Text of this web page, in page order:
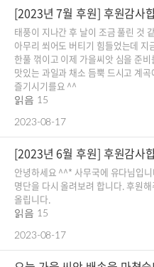
[2023년 7월 후원] 후원감사
태풍이 지나간 후 날이 조금 풀린 것
아무리 쐬어도 버티기 힘들었는데
한풀 꺾이고 이제 가을씨앗 심을 준
맛있는 과일과 채소 듬뿍 드시고 계
즐기시기를요 ^^
읽음 15
2023-08-17
[2023년 6월 후원] 후원감사
안녕하세요 ^^* 사무국에 유다님입
명단을 다시 올려보려 합니다. 후원
올립니다.
읽음 15
2023-08-17